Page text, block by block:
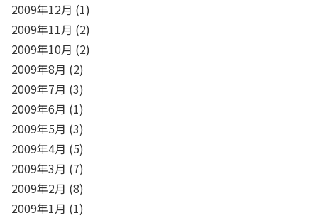
2009年12月 (1)
2009年11月 (2)
2009年10月 (2)
2009年8月 (2)
2009年7月 (3)
2009年6月 (1)
2009年5月 (3)
2009年4月 (5)
2009年3月 (7)
2009年2月 (8)
2009年1月 (1)